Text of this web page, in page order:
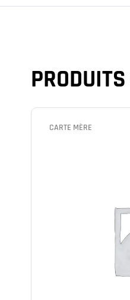
CARTE MÈRE